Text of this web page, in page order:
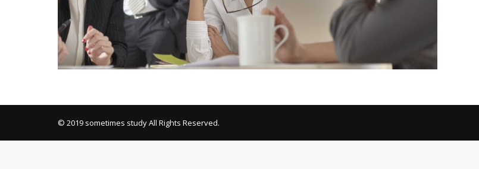
© 2019 sometimes study All Rights Reserved.